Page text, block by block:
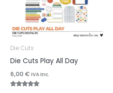
Die Cuts
Die Cuts Play All Day
6,00 € IVA Inc.